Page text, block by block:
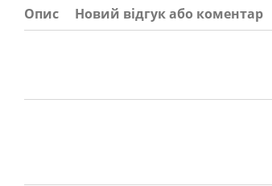
Опис Новий відгук або коментар